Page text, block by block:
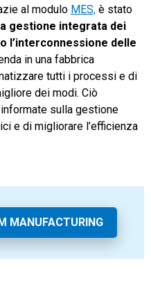
al modulo MES, è stato
gestione integrata dei
l’interconnessione delle
in una fabbrica
tutti i processi e di
dei modi. Ciò
sulla gestione
e di migliorare l’efficienza
MANUFACTURING